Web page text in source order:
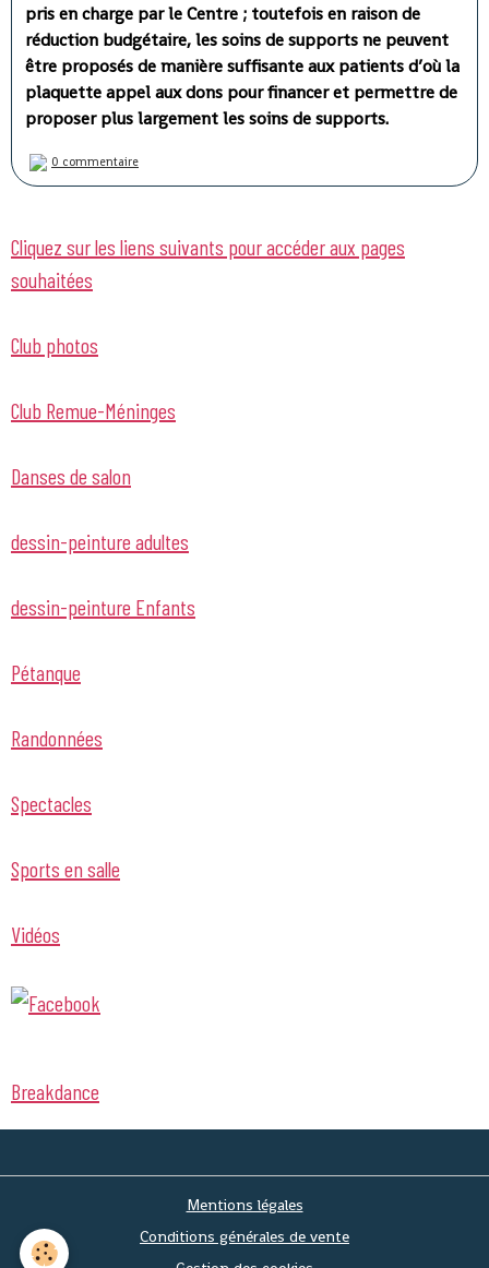
pris en charge par le Centre ; toutefois en raison de
réduction budgétaire, les soins de supports ne peuvent
être proposés de manière suffisante aux patients d’où la
plaquette appel aux dons pour financer et permettre de
proposer plus largement les soins de supports.
0 commentaire
Cliquez sur les liens suivants pour accéder aux pages
souhaitées
Club photos
Club Remue-Méninges
Danses de salon
dessin-peinture adultes
dessin-peinture Enfants
Pétanque
Randonnées
Spectacles
Sports en salle
Vidéos
Breakdance
Mentions légales
Conditions générales de vente